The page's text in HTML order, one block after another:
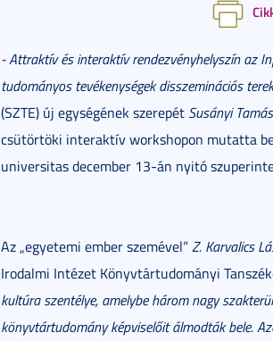
- Attraktív és interaktív rendezvényhelyszín az
tudományos tevékenységek disszeminációs
(SZTE) új egységének szerepét Susányi Tamás
csütörtöki interaktív workshopon mutatta
universitas december 13-án nyitó
Az „egyetemi ember szemével”Z. Karvalics
Irodalmi Intézet Könyvtártudományi
kultúra szentélye, amelybe három nagy
könyvtártudomány képviselőit álmodták bele.